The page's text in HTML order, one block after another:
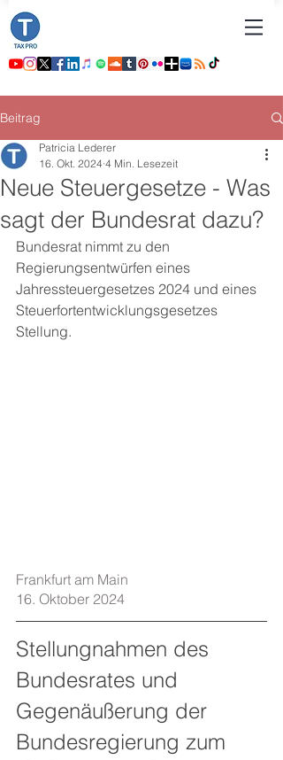
Beitrag
Neue Steuergesetze - Was
sagt der Bundesrat dazu?
Patricia Lederer
16. Okt. 2024 4 Min. Lesezeit
Bundesrat nimmt zu den
Regierungsentwürfen eines
Jahressteuergesetzes 2024 und eines
Steuerfortentwicklungsgesetzes
Stellung.
Frankfurt am Main
16. Oktober 2024
Stellungnahmen des
Bundesrates und
Gegenäußerung der
Bundesregierung zum